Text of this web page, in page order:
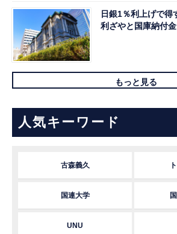
日銀1％利上げで
利ざやと国庫納付
もっと見る
人気キーワード
古森義久
国連大学
UNU